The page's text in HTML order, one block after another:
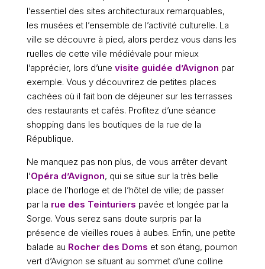
l’essentiel des sites architecturaux remarquables,
les musées et l’ensemble de l’activité culturelle. La
ville se découvre à pied, alors perdez vous dans les
ruelles de cette ville médiévale pour mieux
l’apprécier, lors d’une visite guidée d’Avignon par
exemple. Vous y découvrirez de petites places
cachées où il fait bon de déjeuner sur les terrasses
des restaurants et cafés. Profitez d’une séance
shopping dans les boutiques de la rue de la
République.
Ne manquez pas non plus, de vous arrêter devant
l’Opéra d’Avignon, qui se situe sur la très belle
place de l’horloge et de l’hôtel de ville; de passer
par la rue des Teinturiers pavée et longée par la
Sorge. Vous serez sans doute surpris par la
présence de vieilles roues à aubes. Enfin, une petite
balade au Rocher des Doms et son étang, poumon
vert d’Avignon se situant au sommet d’une colline